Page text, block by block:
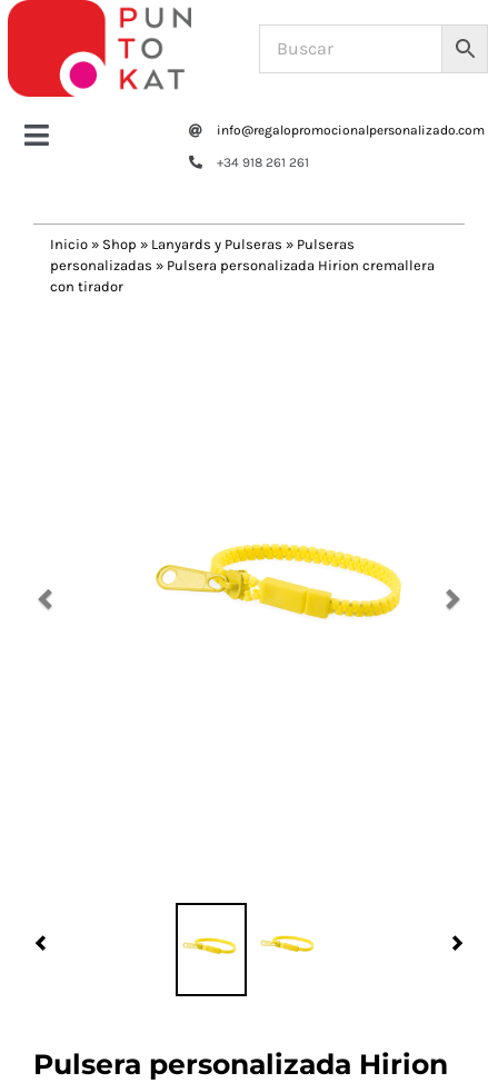
Saltar
contenido
Toggle
Tazas y botellas
Navidad 🎄 Invierno
info@regalopromocionalpersonalizado.com
+34 918 261 261
Inicio » Shop » Lanyards y Pulseras » Pulseras
personalizadas » Pulsera personalizada Hirion cremallera
con tirador
Pulsera personalizada Hirion